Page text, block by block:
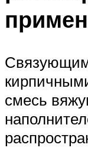
смесь